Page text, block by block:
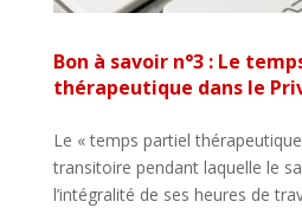
Bon à savoir n°3 : Le
thérapeutique dans le
Le « temps partiel
transitoire pendant laquelle le
l’intégralité de ses heures de